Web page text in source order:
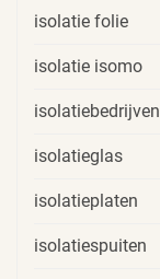
isolatie folie
isolatie isomo
isolatiebedrijven
isolatieglas
isolatieplaten
isolatiespuiten